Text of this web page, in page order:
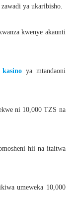
zawadi ya ukaribisho.
kwenye akaunti
ya mtandaoni
ni 10,000 TZS na
hii na itaitwa
umeweka 10,000